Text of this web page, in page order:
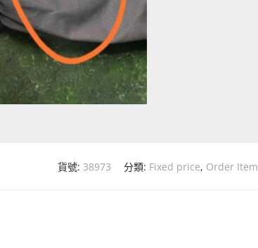
貨號: 38973 分類: Fixed price, Order Item